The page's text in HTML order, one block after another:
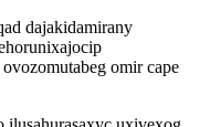
dajakidamirany
omir cape